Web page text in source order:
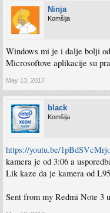
Ninja
Komšija
Windows mi je i dalje bolji
Microsoftove aplikacije su
May 13, 2017
black
Komšija
https://youtu.be/
kamera je od 3:06 a
Lik kaze da je kamera od
Sent from my Redmi Note 3